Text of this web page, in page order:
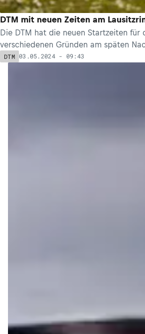
DTM mit neuen Zeiten am
Die DTM hat die neuen Startzeiten für
verschiedenen Gründen am späten
DTM 03.05.2024 - 09:43